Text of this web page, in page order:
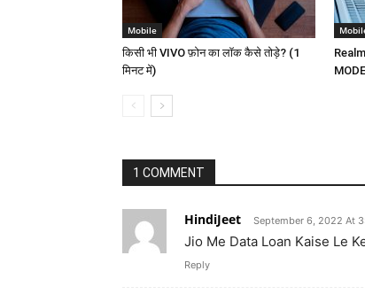
Mobile
किसी भी VIVO फ़ोन का लॉक कैसे तोड़े? (1
मिनट में)
1 COMMENT
HindiJeet September 6, 2022 At
Jio Me Data Loan Kaise Le
Reply